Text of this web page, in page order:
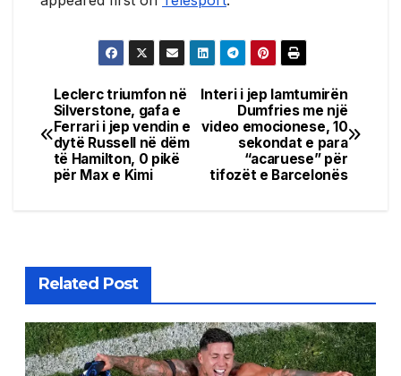
Post
navigation
Interi i jep lamtumirën
Dumfries me një
video emocionese, 10
sekondat e para
“acaruese” për
tifozët e Barcelonës
Leclerc triumfon në
Silverstone, gafa e
Ferrari i jep vendin e
dytë Russell në dëm
të Hamilton, 0 pikë
për Max e Kimi
Related Post